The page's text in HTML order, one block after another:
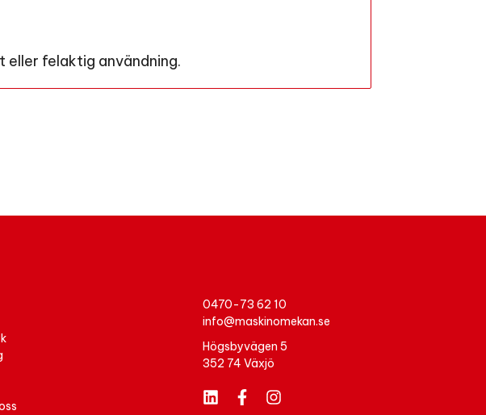
eller felaktig användning.
0470-73 62 10
info@maskinomekan.se
Högsbyvägen 5
352 74 Växjö